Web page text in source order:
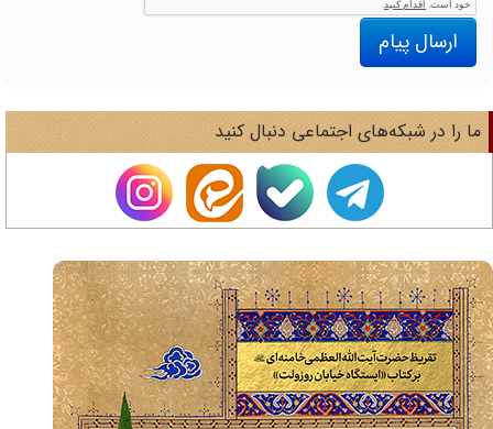
ارسال پیام
را در شبکه‌های اجتماعی دنبال کنید